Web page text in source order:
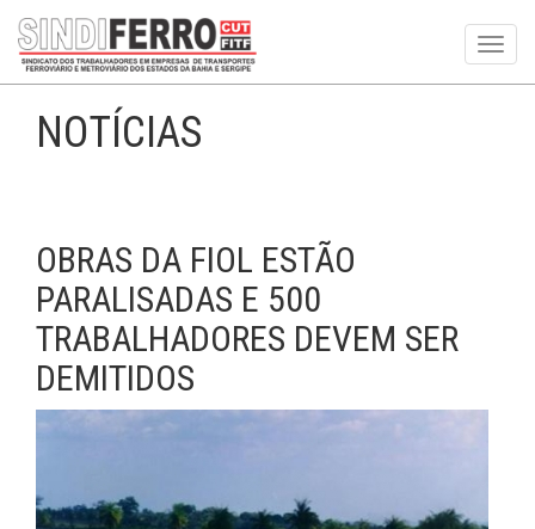
NOTÍCIAS
OBRAS DA FIOL ESTÃO
PARALISADAS E 500
TRABALHADORES DEVEM SER
DEMITIDOS